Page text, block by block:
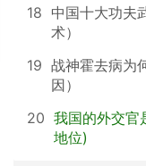
18 中国十大功夫
术）
19 战神霍去病为
因）
20 我国的外交官
地位)